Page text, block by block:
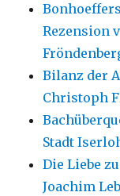
Rezension
Bilanz der
Christoph
Stadt
Die Liebe
Joachim